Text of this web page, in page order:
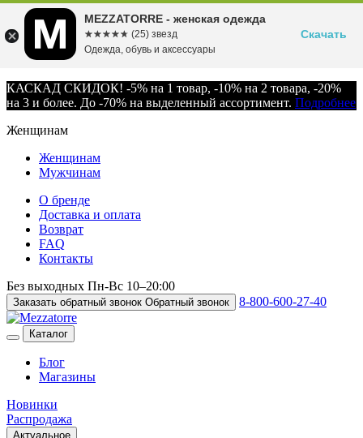
КАСКАД СКИДОК! -5% на 1 товар, -10% на 2 товара, -20%
на 3 и более. До -70% на выделенный ассортимент. Подробнее
Женщинам
Женщинам
Мужчинам
О бренде
Доставка и оплата
Возврат
FAQ
Контакты
Без выходных Пн-Вс 10–20:00
Заказать обратный звонок Обратный звонок 8-800-600-27-40
Каталог
Блог
Магазины
Новинки
Распродажа
Актуальное
MEZZATORRE - женская одежда
☆☆☆☆☆
★★★★★ (25) звезд
Одежда, обувь и аксессуары
Скачать